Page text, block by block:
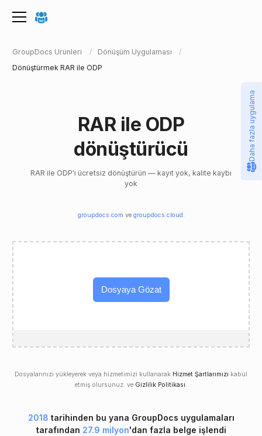
GroupDocs Ürünleri
Dönüşüm Uygulaması
Dönüştürmek RAR ile ODP
RAR ile ODP
dönüştürücü
RAR ile ODP'ı ücretsiz dönüştürün — kayıt yok, kalite kaybı
yok
groupdocs.com ve groupdocs.cloud .
Dosyaya Gözat
Dosyalarınızı yükleyerek veya hizmetimizi kullanarak Hizmet Şartlarımızı kabul
etmiş olursunuz. ve Gizlilik Politikası.
2018 tarihinden bu yana GroupDocs uygulamaları
tarafından 27.9 milyon'dan fazla belge işlendi
Daha fazla uygulama